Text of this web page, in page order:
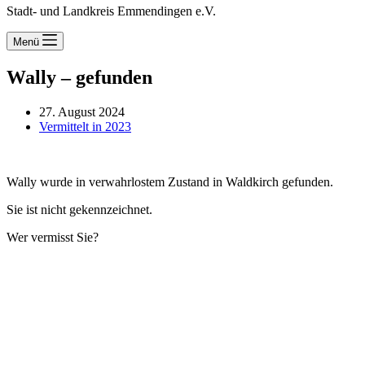
Stadt- und Landkreis Emmendingen e.V.
Menü
Wally – gefunden
27. August 2024
Vermittelt in 2023
Wally wurde in verwahrlostem Zustand in Waldkirch gefunden.
Sie ist nicht gekennzeichnet.
Wer vermisst Sie?